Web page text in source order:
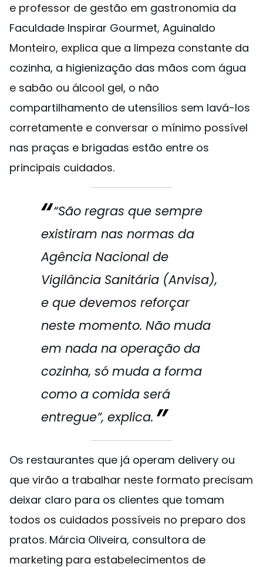
e professor de gestão em gastronomia da
Faculdade Inspirar Gourmet, Aguinaldo
Monteiro, explica que a limpeza constante da
cozinha, a higienização das mãos com água
e sabão ou álcool gel, o não
compartilhamento de utensílios sem lavá-los
corretamente e conversar o mínimo possível
nas praças e brigadas estão entre os
principais cuidados.
“São regras que sempre
existiram nas normas da
Agência Nacional de
Vigilância Sanitária (Anvisa),
e que devemos reforçar
neste momento. Não muda
em nada na operação da
cozinha, só muda a forma
como a comida será
entregue”, explica.
Os restaurantes que já operam delivery ou
que virão a trabalhar neste formato precisam
deixar claro para os clientes que tomam
todos os cuidados possíveis no preparo dos
pratos. Márcia Oliveira, consultora de
marketing para estabelecimentos de